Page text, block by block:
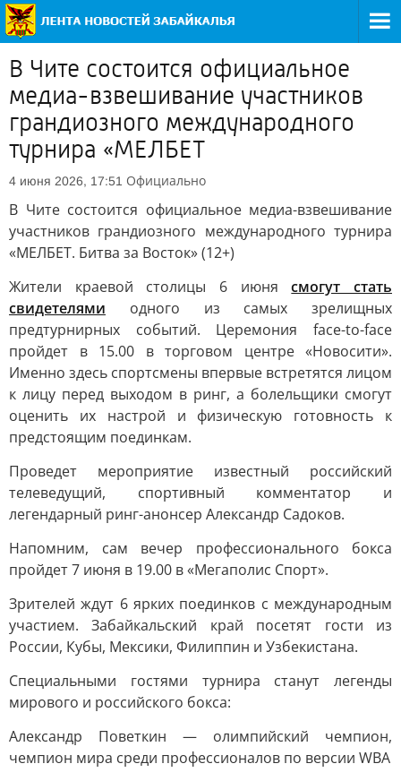
В Чите состоится официальное
медиа-взвешивание участников
грандиозного международного
турнира «МЕЛБЕТ
4 июня 2026, 17:51 Официально
В Чите состоится официальное медиа-взвешивание
участников грандиозного международного турнира
«МЕЛБЕТ. Битва за Восток» (12+)
Жители краевой столицы 6 июнясмогут стать
свидетелями одного из самых зрелищных
предтурнирных событий. Церемония face-to-face
пройдет в 15.00 в торговом центре «Новосити».
Именно здесь спортсмены впервые встретятся лицом
к лицу перед выходом в ринг, а болельщики смогут
оценить их настрой и физическую готовность к
предстоящим поединкам.
Проведет мероприятие известный российский
телеведущий, спортивный комментатор и
легендарный ринг-анонсер Александр Садоков.
Напомним, сам вечер профессионального бокса
пройдет 7 июня в 19.00 в «Мегаполис Спорт».
Зрителей ждут 6 ярких поединков с международным
участием. Забайкальский край посетят гости из
России, Кубы, Мексики, Филиппин и Узбекистана.
Специальными гостями турнира станут легенды
мирового и российского бокса:
Александр Поветкин — олимпийский чемпион,
чемпион мира среди профессионалов по версии WBA